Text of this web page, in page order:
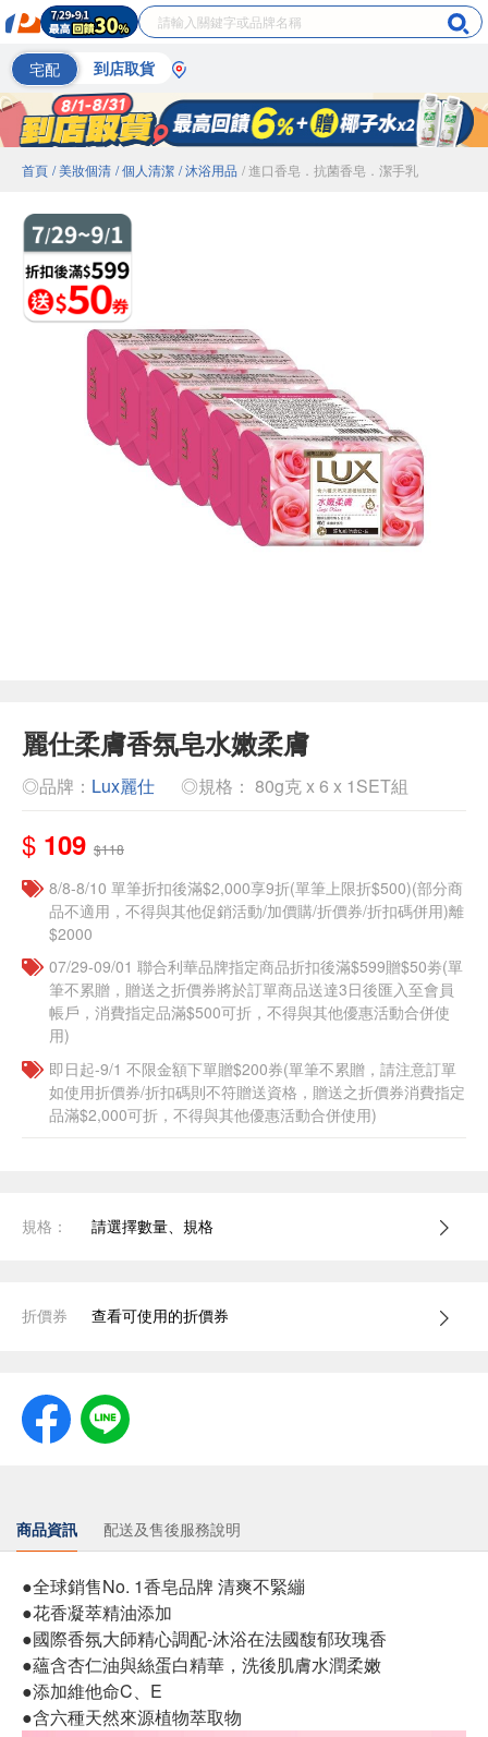
宅配 到店取貨
首頁 / 美妝個清 / 個人清潔 / 沐浴用品 / 進口香皂．抗菌香皂．潔手乳
麗仕柔膚香氛皂水嫩柔膚
◎品牌： Lux麗仕 ◎規格： 80g克 x 6 x 1SET組
$ 109 $118
8/8-8/10 單筆折扣後滿$2,000享9折(單筆上限折$500)(部分商
品不適用，不得與其他促銷活動/加價購/折價券/折扣碼併用)離
$2000
07/29-09/01 聯合利華品牌指定商品折扣後滿$599贈$50劵(單
筆不累贈，贈送之折價券將於訂單商品送達3日後匯入至會員
帳戶，消費指定品滿$500可折，不得與其他優惠活動合併使
用)
即日起-9/1 不限金額下單贈$200券(單筆不累贈，請注意訂單
如使用折價券/折扣碼則不符贈送資格，贈送之折價券消費指定
品滿$2,000可折，不得與其他優惠活動合併使用)
規格： 請選擇數量、規格
折價券 查看可使用的折價券
商品資訊 配送及售後服務說明
●全球銷售No. 1香皂品牌 清爽不緊繃
●花香凝萃精油添加
●國際香氛大師精心調配-沐浴在法國馥郁玫瑰香
●蘊含杏仁油與絲蛋白精華，洗後肌膚水潤柔嫩
●添加維他命C、E
●含六種天然來源植物萃取物